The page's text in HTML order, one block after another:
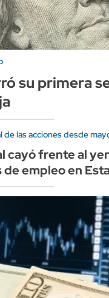
su primera
de las acciones desde
cayó frente al
empleo en